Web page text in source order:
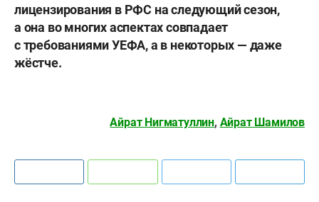
лицензирования в РФС на следующий сезон,
а она во многих аспектах совпадает
с требованиями УЕФА, а в некоторых — даже
жёстче.
Айрат Нигматуллин, Айрат Шамилов